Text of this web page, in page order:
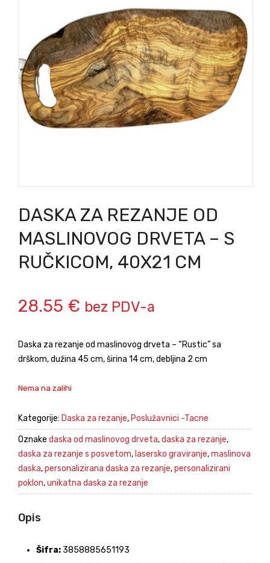
DASKA ZA REZANJE OD
MASLINOVOG DRVETA – S
RUČKICOM, 40X21 CM
28.55 € bez PDV-a
Daska za rezanje od maslinovog drveta – “Rustic” sa
drškom, dužina 45 cm, širina 14 cm, debljina 2 cm
Nema na zalihi
Kategorije: Daska za rezanje, Poslužavnici -Tacne
Oznake daska od maslinovog drveta,daska za rezanje,
daska za rezanje s posvetom, lasersko graviranje,maslinova
daska,personalizirana daska za rezanje,personalizirani
poklon,unikatna daska za rezanje
Opis
Šifra: 3858885651193